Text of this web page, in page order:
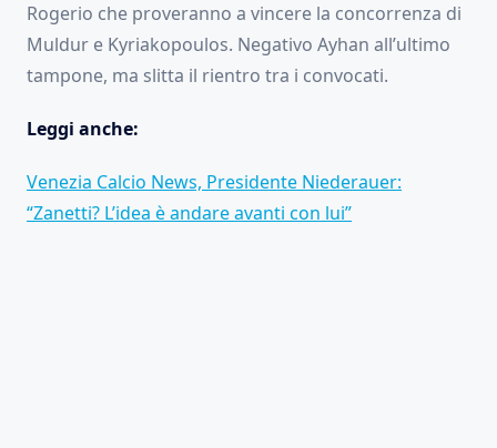
Rogerio che proveranno a vincere la concorrenza di
Muldur e Kyriakopoulos. Negativo Ayhan all’ultimo
tampone, ma slitta il rientro tra i convocati.
Leggi anche:
Venezia Calcio News, Presidente Niederauer:
“Zanetti? L’idea è andare avanti con lui”